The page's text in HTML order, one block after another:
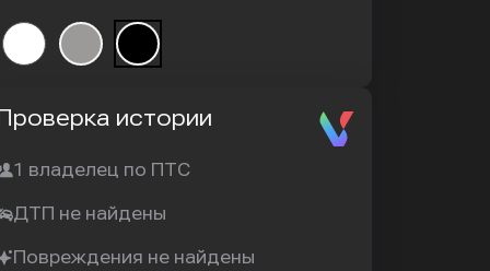
истории
1 владелец по ПТС
ДТП не найдены
Повреждения не найдены